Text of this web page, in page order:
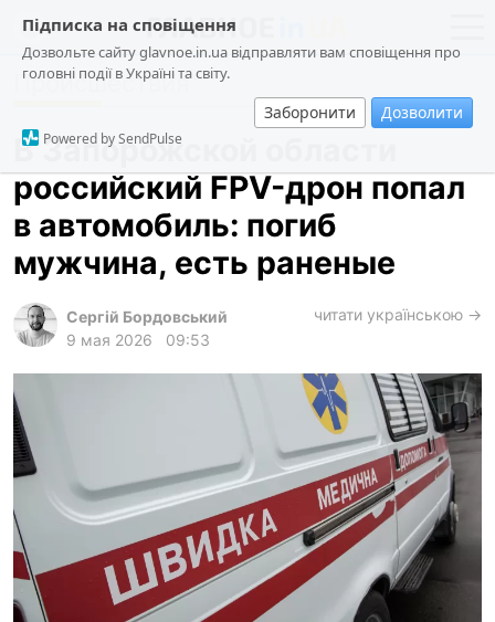
Підписка на сповіщення
Дозвольте сайту glavnoe.in.ua відправляти вам сповіщення про
головні події в Україні та світу.
Заборонити Дозволити
Powered by SendPulse
новости
о проекте
общество
происшествия
криминал
техно
харьков
gambling
en
Происшествия
В Запорожской области
российский FPV-дрон попал
в автомобиль: погиб
мужчина, есть раненые
Сергій Бордовський
9 мая 2026
09:53
читати українською →